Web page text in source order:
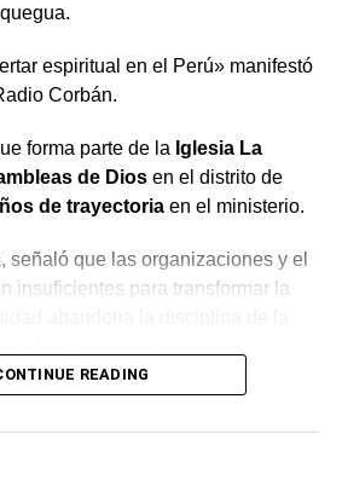
espiritual en el Perú» manifestó
Corbán.
forma parte de la Iglesia La
de Diosen el distrito de
de trayectoriaen el ministerio.
señaló que las organizaciones y el
insuficientes para transformar la
del Espíritu Santo para generar un
para impulsar la fe en las
READING